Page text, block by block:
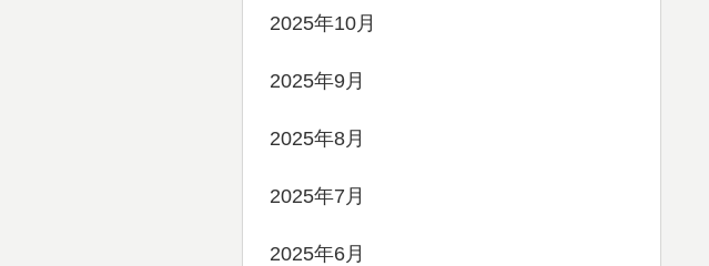
2025年10月
2025年9月
2025年8月
2025年7月
2025年6月